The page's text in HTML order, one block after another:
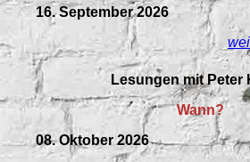
16. September 2026
Lesungen mit Peter
Wann?
08. Oktober 2026